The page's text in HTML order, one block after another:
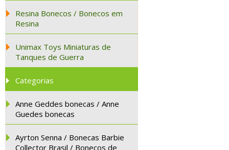
Resina Bonecos / Bonecos em
Resina
Unimax Toys Miniaturas de
Tanques de Guerra
Categorias
Anne Geddes bonecas / Anne
Guedes bonecas
Ayrton Senna / Bonecas Barbie
Collector Brasil / Bonecos de